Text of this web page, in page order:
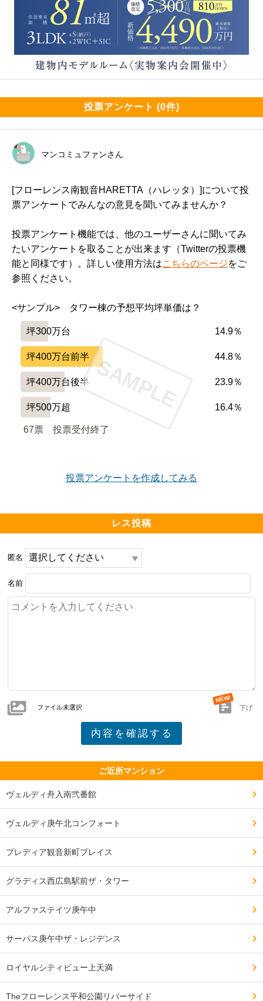
投票アンケート (0件)
マンコミュファンさん
[フローレンス南観音HARETTA（ハレッタ）]について投
票アンケートでみんなの意見を聞いてみませんか？
投票アンケート機能では、他のユーザーさんに聞いてみ
たいアンケートを取ることが出来ます（Twitterの投票機
能と同様です）。詳しい使用方法はこちらのページをご
参照ください。
<サンプル>　タワー棟の予想平均坪単価は？
坪300万台 14.9％
坪400万台前半 44.8％
坪400万台後半 23.9％
坪500万超 16.4％
67票 投票受付終了
SAMPLE
投票アンケートを作成してみる
レス投稿
匿名
名前
ファイル未選択 下げ
ご近所マンション
ヴェルディ舟入南弐番館
ヴェルディ庚午北コンフォート
プレディア観音新町プレイス
グラディス西広島駅前ザ・タワー
アルファステイツ庚午中
サーパス庚午中ザ・レジデンス
ロイヤルシティビュー上天満
Theフローレンス平和公園リバーサイド